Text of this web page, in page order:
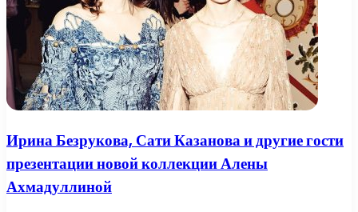
Ирина Безрукова, Сати Казанова и другие гости
презентации новой коллекции Алены
Ахмадуллиной